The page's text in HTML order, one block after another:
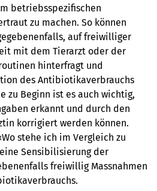
betriebsspezifischen
zu machen. So können
auf freiwilliger
mit dem Tierarzt oder der
hinterfragt und
des Antibiotikaverbrauchs
zu Beginn ist es auch wichtig,
erkannt und durch den
korrigiert werden können.
stehe ich im Vergleich zu
Sensibilisierung der
freiwillig Massnahmen